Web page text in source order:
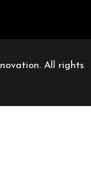
All rights